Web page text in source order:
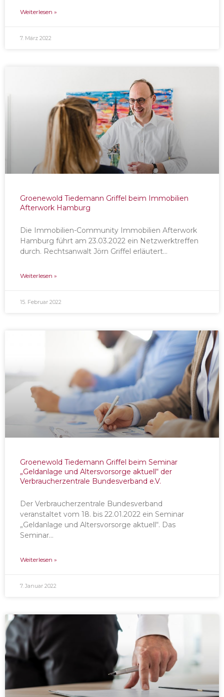
Weiterlesen »
7. März 2022
Groenewold Tiedemann Griffel beim Immobilien
Afterwork Hamburg
Die Immobilien-Community Immobilien Afterwork
Hamburg führt am 23.03.2022 ein Netzwerktreffen
durch. Rechtsanwalt Jörn Griffel erläutert…
Weiterlesen »
15. Februar 2022
Groenewold Tiedemann Griffel beim Seminar
„Geldanlage und Altersvorsorge aktuell“ der
Verbraucherzentrale Bundesverband e.V.
Der Verbraucherzentrale Bundesverband
veranstaltet vom 18. bis 22.01.2022 ein Seminar
„Geldanlage und Altersvorsorge aktuell“. Das
Seminar…
Weiterlesen »
7. Januar 2022